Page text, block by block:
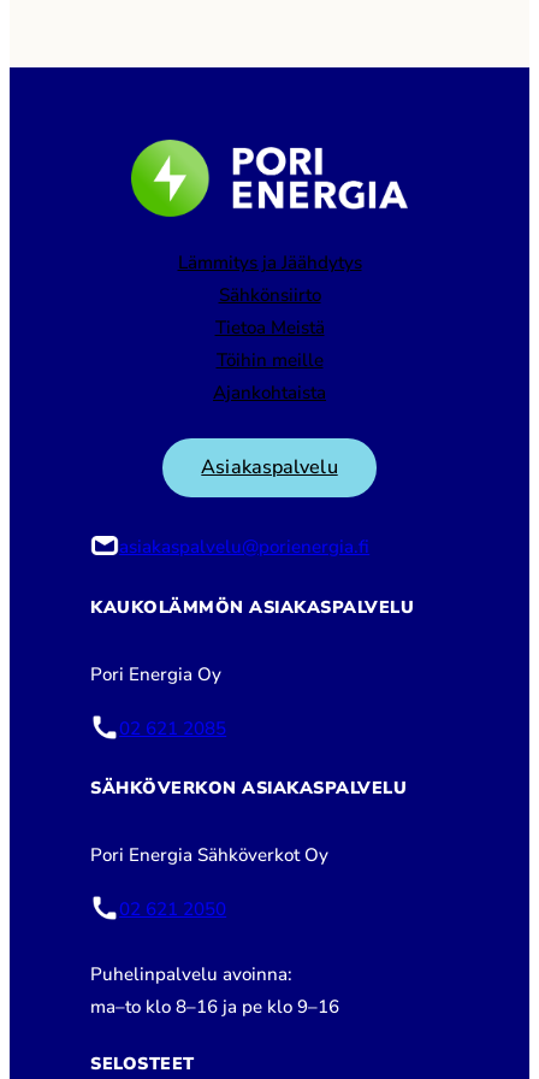
Lämmitys ja Jäähdytys
Sähkönsiirto
Tietoa Meistä
Töihin meille
Ajankohtaista
Asiakaspalvelu
asiakaspalvelu@porienergia.fi
KAUKOLÄMMÖN ASIAKASPALVELU
Pori Energia Oy
02 621 2085
SÄHKÖVERKON ASIAKASPALVELU
Pori Energia Sähköverkot Oy
02 621 2050
Puhelinpalvelu avoinna:
ma–to klo 8–16 ja pe klo 9–16
SELOSTEET